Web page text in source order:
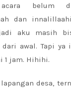
belum
dan
aku masih
awal. Tapi ya
1 jam. Hihihi.
desa,